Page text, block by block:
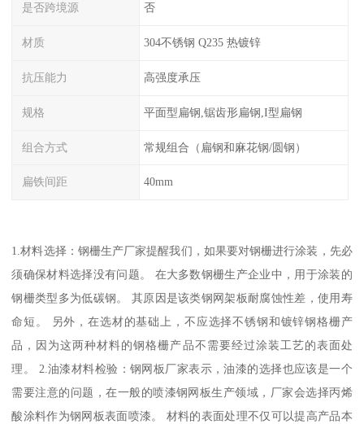
是否跨境源 否
材质 304不锈钢 Q235 热镀锌
抗压能力 高强度承压
规格 平面型扁钢,锯齿形扁钢,I型扁钢
组合方式 常规组合（扁钢和麻花钢/圆钢）
扁铁间距 40mm
1.材料选择：钢栅生产厂家提醒我们，如果要对钢栅进行涂装，先必
须确保材料选择没有问题。 在大多数钢栅生产企业中，用于涂装的
钢栅类型多为低碳钢。 其原因是该类钢网架板耐腐蚀性差，使用寿
命短。 另外，在选材的基础上，不应选择不锈钢和镀锌钢格栅产
品，因为这两种材料的钢格栅产品不需要经过涂装工艺的表面处
理。 2.油漆材料检验：钢网板厂家表示，油漆的选择也应该是一个
需要注意的问题，在一般的喷漆钢网板生产领域，厂家会选择丙烯
酸涂料作为钢网板表面喷漆。 材料的表面处理不仅可以提高产品本